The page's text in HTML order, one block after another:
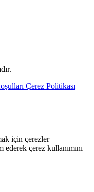
Çerez Politikası
için çerezler
çerez kullanımını